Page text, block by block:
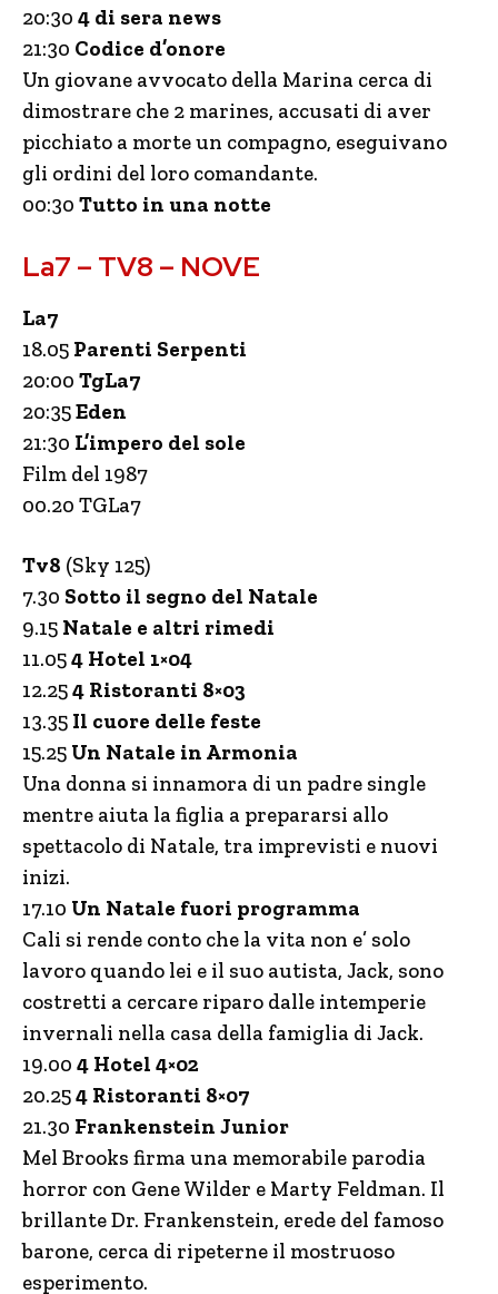
20:30 4 di sera news
21:30 Codice d’onore
Un giovane avvocato della Marina cerca di
dimostrare che 2 marines, accusati di aver
picchiato a morte un compagno, eseguivano
gli ordini del loro comandante.
00:30 Tutto in una notte
La7 – TV8 – NOVE
La7
18.05 Parenti Serpenti
20:00 TgLa7
20:35Eden
21:30 L’impero del sole
Film del 1987
00.20 TGLa7
Tv8 (Sky 125)
7.30 Sotto il segno del Natale
9.15 Natale e altri rimedi
11.054 Hotel 1×04
12.254 Ristoranti 8×03
13.35 Il cuore delle feste
15.25 Un Natale in Armonia
Una donna si innamora di un padre single
mentre aiuta la figlia a prepararsi allo
spettacolo di Natale, tra imprevisti e nuovi
inizi.
17.10 Un Natale fuori programma
Cali si rende conto che la vita non e’ solo
lavoro quando lei e il suo autista, Jack, sono
costretti a cercare riparo dalle intemperie
invernali nella casa della famiglia di Jack.
19.00 4 Hotel 4×02
20.254 Ristoranti 8×07
21.30 Frankenstein Junior
Mel Brooks firma una memorabile parodia
horror con Gene Wilder e Marty Feldman. Il
brillante Dr. Frankenstein, erede del famoso
barone, cerca di ripeterne il mostruoso
esperimento.